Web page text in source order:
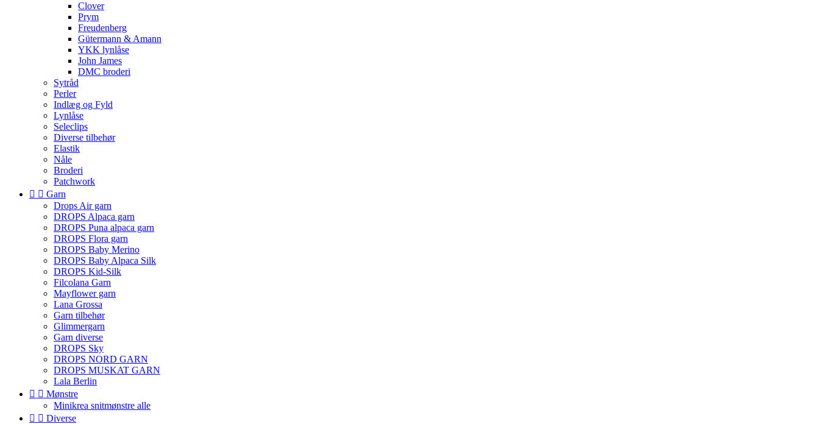
Clover
Prym
Freudenberg
Gütermann & Amann
YKK lynlåse
John James
DMC broderi
Sytråd
Perler
Indlæg og Fyld
Lynlåse
Seleclips
Diverse tilbehør
Elastik
Nåle
Broderi
Patchwork
  Garn
Drops Air garn
DROPS Alpaca garn
DROPS Puna alpaca garn
DROPS Flora garn
DROPS Baby Merino
DROPS Baby Alpaca Silk
DROPS Kid-Silk
Filcolana Garn
Mayflower garn
Lana Grossa
Garn tilbehør
Glimmergarn
Garn diverse
DROPS Sky
DROPS NORD GARN
DROPS MUSKAT GARN
Lala Berlin
  Mønstre
Minikrea snitmønstre alle
  Diverse